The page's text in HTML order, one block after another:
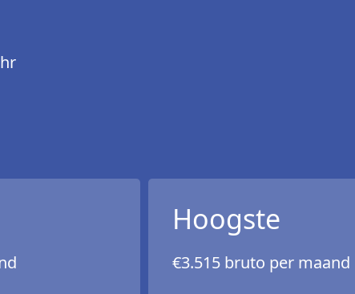
Hoogste
€3.515 bruto per maand